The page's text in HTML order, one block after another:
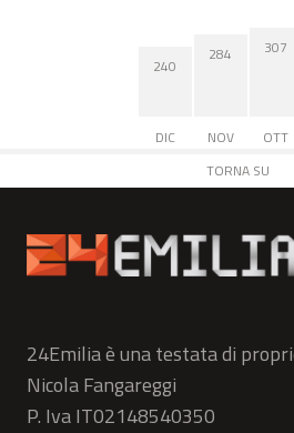
240
DIC
284
NOV
307
OTT
TORNA SU
24Emilia è una testata di
Nicola Fangareggi
P. Iva IT02148540350